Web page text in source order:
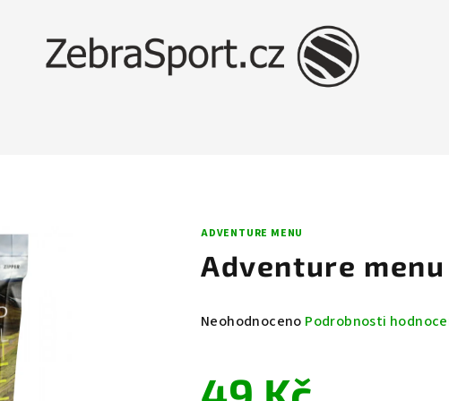
ADVENTURE MENU
Adventure
Průměrné
je
Neohodnoceno Podrobnosti